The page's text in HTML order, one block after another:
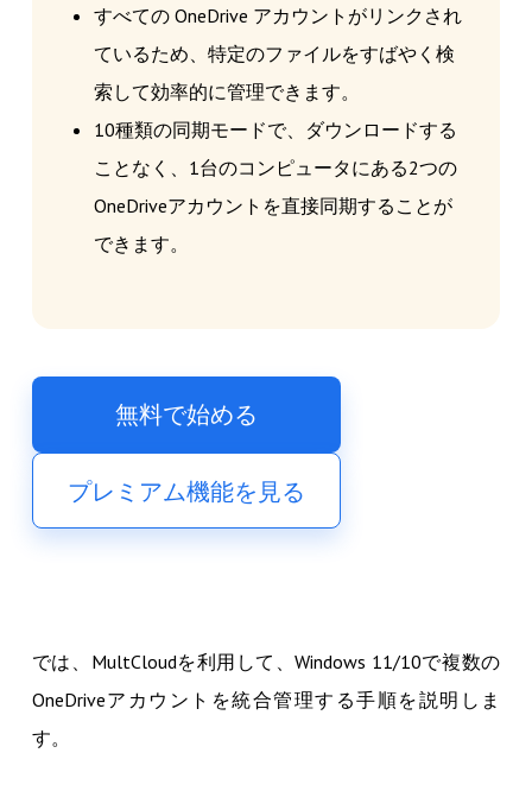
すべての OneDrive アカウントがリンクされ
ているため、特定のファイルをすばやく検
索して効率的に管理できます。
10種類の同期モードで、ダウンロードする
ことなく、1台のコンピュータにある2つの
OneDriveアカウントを直接同期することが
できます。
無料で始める
プレミアム機能を見る
では、MultCloudを利用して、Windows 11/10で複数の
OneDriveアカウントを統合管理する手順を説明しま
す。